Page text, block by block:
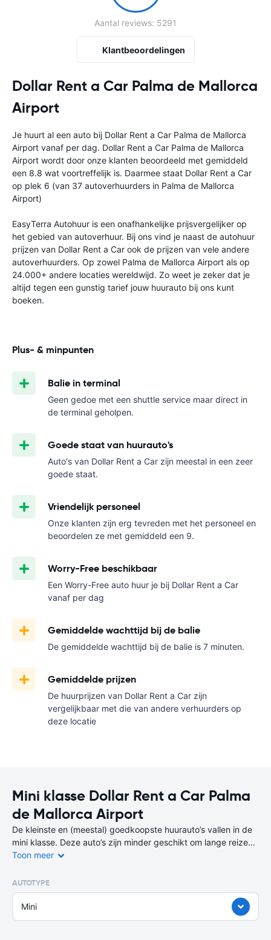
Dollar Rent a Car Palma de Mallorca
Airport
Je huurt al een auto bij Dollar Rent a Car Palma de Mallorca
Airport vanaf per dag. Dollar Rent a Car Palma de Mallorca
Airport wordt door onze klanten beoordeeld met gemiddeld
een 8.8 wat voortreffelijk is. Daarmee staat Dollar Rent a Car
op plek 6 (van 37 autoverhuurders in Palma de Mallorca
Airport)
EasyTerra Autohuur is een onafhankelijke prijsvergelijker op
het gebied van autoverhuur. Bij ons vind je naast de autohuur
prijzen van Dollar Rent a Car ook de prijzen van vele andere
autoverhuurders. Op zowel Palma de Mallorca Airport als op
24.000+ andere locaties wereldwijd. Zo weet je zeker dat je
altijd tegen een gunstig tarief jouw huurauto bij ons kunt
boeken.
Plus- & minpunten
Balie in terminal
Geen gedoe met een shuttle service maar direct in
de terminal geholpen.
Goede staat van huurauto's
Auto's van Dollar Rent a Car zijn meestal in een zeer
goede staat.
Vriendelijk personeel
Onze klanten zijn erg tevreden met het personeel en
beoordelen ze met gemiddeld een 9.
Worry-Free beschikbaar
Een Worry-Free auto huur je bij Dollar Rent a Car
vanaf per dag
Gemiddelde wachttijd bij de balie
De gemiddelde wachttijd bij de balie is 7 minuten.
Gemiddelde prijzen
De huurprijzen van Dollar Rent a Car zijn
vergelijkbaar met die van andere verhuurders op
deze locatie
Aantal reviews: 5291
Klantbeoordelingen
Mini klasse Dollar Rent a Car Palma
de Mallorca Airport
De kleinste en (meestal) goedkoopste huurauto’s vallen in de
mini klasse. Deze auto’s zijn minder geschikt om lange reizen
mee te maken, maar wel perfect voor korte afstanden of een
Je bent niet alleen voordelig uit bij de huur van de auto, maar
ook tijdens het gebruik, want deze mini-auto’s verbruiken heel
weinig brandstof. Een auto uit deze klasse huur je op deze
Toon meer
AUTOTYPE
Mini